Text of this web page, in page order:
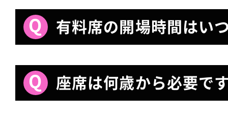
有料席の開場時間はい
座席は何歳から必要で